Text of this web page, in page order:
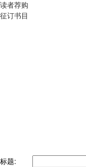
读者荐购
征订书目
标题: